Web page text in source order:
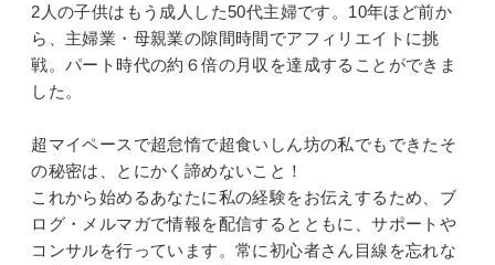
2人の子供はもう成人した50代主婦です。10年ほど前か
ら、主婦業・母親業の隙間時間でアフィリエイトに挑
戦。パート時代の約６倍の月収を達成することができま
した。
超マイペースで超怠惰で超食いしん坊の私でもできたそ
の秘密は、とにかく諦めないこと！
これから始めるあなたに私の経験をお伝えするため、ブ
ログ・メルマガで情報を配信するとともに、サポートや
コンサルを行っています。常に初心者さん目線を忘れな